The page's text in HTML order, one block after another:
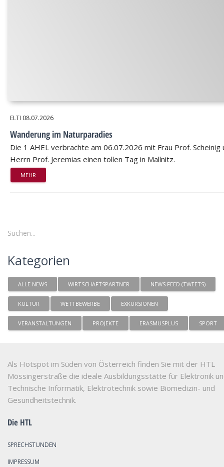
ELTI 08.07.2026
Wanderung im Naturparadies
Die 1 AHEL verbrachte am 06.07.2026 mit Frau Prof. Scheinig
Herrn Prof. Jeremias einen tollen Tag in Mallnitz.
MEHR
Kategorien
ALLE NEWS WIRTSCHAFTSPARTNER NEWS FEED (TWEETS)
KULTUR WETTBEWERBE EXKURSIONEN
VERANSTALTUNGEN PROJEKTE ERASMUSPLUS SPORT
Als Hotspot im Süden von Österreich finden Sie mit der HTL
Mössingerstraße die ideale Ausbildungsstätte für Elektronik
Technische Informatik, Elektrotechnik sowie Biomedizin- und
Gesundheitstechnik.
Die HTL
SPRECHSTUNDEN
IMPRESSUM